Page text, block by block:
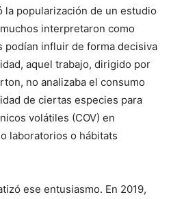
la popularización de un estudio
interpretaron como
podían influir de forma decisiva
aquel trabajo, dirigido por
no analizaba el consumo
de ciertas especies para
volátiles (COV) en
laboratorios o hábitats
ese entusiasmo. En 2019,